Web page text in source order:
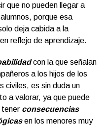
que no pueden llegar a
porque esa
deja cabida a la
reflejo de aprendizaje.
con la que señalan
a los hijos de los
civiles, es sin duda un
a valorar, ya que puede
tener consecuencias
en los menores muy